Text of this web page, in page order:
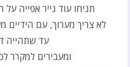
תניחו עוד נייר אפייה
לא צריך מערוך, עם הידיים
עד שתהייה
ומעבירים למקרר